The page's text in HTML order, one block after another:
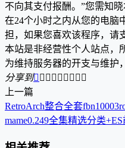
不向其支付报酬。”您需知
在24个小时之内从您的电脑
担，如果您喜欢该程序，请
本站是非经营性个人站点，
为维持服务器的开支与维护
分享到        
上一篇
RetroArch整合全套
mame0.249全集精选分类